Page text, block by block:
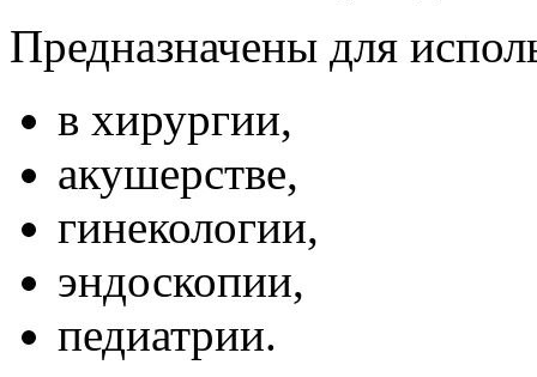
Предназначены для
в хирургии,
акушерстве,
гинекологии,
эндоскопии,
педиатрии.